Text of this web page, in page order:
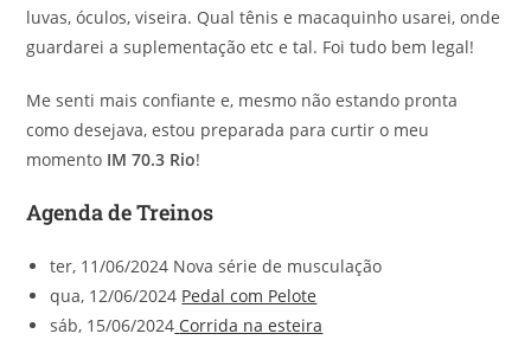
luvas, óculos, viseira. Qual tênis e macaquinho usarei, onde
guardarei a suplementação etc e tal. Foi tudo bem legal!
Me senti mais confiante e, mesmo não estando pronta
como desejava, estou preparada para curtir o meu
momento IM 70.3 Rio!
Agenda de Treinos
ter, 11/06/2024 Nova série de musculação
qua, 12/06/2024 Pedal com Pelote
sáb, 15/06/2024 Corrida na esteira